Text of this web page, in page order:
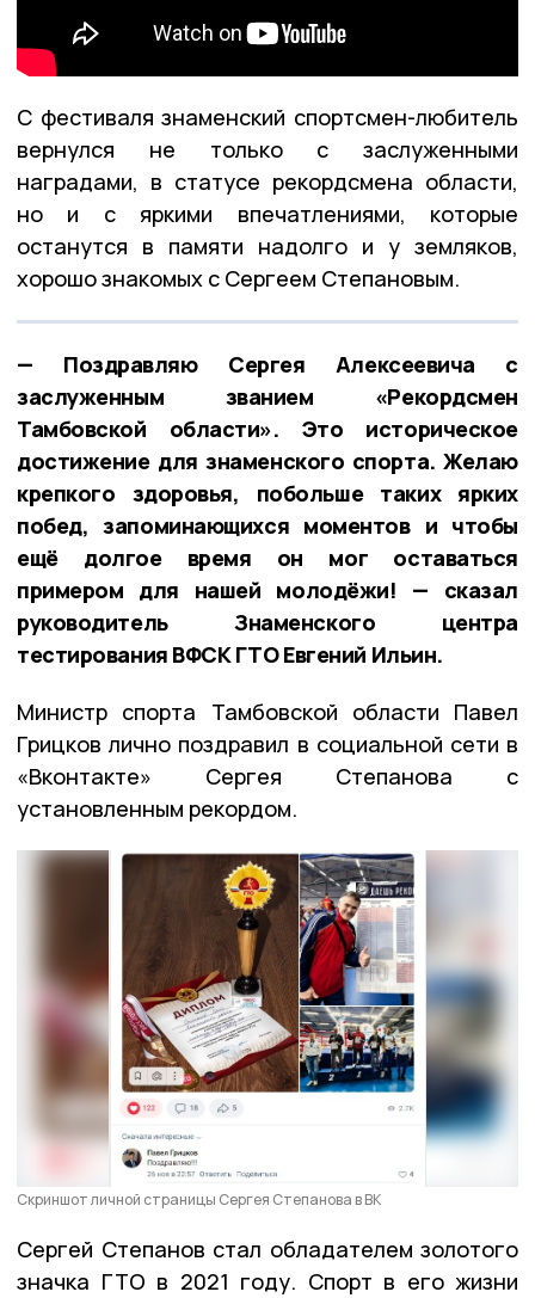
С фестиваля знаменский спортсмен-любитель
вернулся не только с заслуженными
наградами, в статусе рекордсмена области,
но и с яркими впечатлениями, которые
останутся в памяти надолго и у земляков,
хорошо знакомых с Сергеем Степановым.
— Поздравляю Сергея Алексеевича с
заслуженным званием «Рекордсмен
Тамбовской области». Это историческое
достижение для знаменского спорта. Желаю
крепкого здоровья, побольше таких ярких
побед, запоминающихся моментов и чтобы
ещё долгое время он мог оставаться
примером для нашей молодёжи! — сказал
руководитель Знаменского центра
тестирования ВФСК ГТО Евгений Ильин.
Министр спорта Тамбовской области Павел
Грицков лично поздравил в социальной сети в
«Вконтакте» Сергея Степанова с
установленным рекордом.
Скриншот личной страницы Сергея Степанова в ВК
Сергей Степанов стал обладателем золотого
значка ГТО в 2021 году. Спорт в его жизни